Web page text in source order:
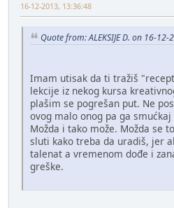
16-12-2013, 13:36:48
Quote from: ALEKSIJE D. on 16-
Imam utisak da ti tražiš
lekcije iz nekog kursa
plašim se pogrešan put. Ne
ovog malo onog pa ga
Možda i tako može. Možda se
sluti kako treba da uradiš, jer
talenat a vremenom dođe i
greške.